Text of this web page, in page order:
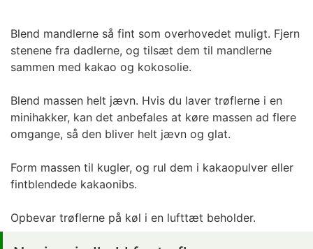
Blend mandlerne så fint som overhovedet muligt. Fjern
stenene fra dadlerne, og tilsæt dem til mandlerne
sammen med kakao og kokosolie.
Blend massen helt jævn. Hvis du laver trøflerne i en
minihakker, kan det anbefales at køre massen ad flere
omgange, så den bliver helt jævn og glat.
Form massen til kugler, og rul dem i kakaopulver eller
fintblendede kakaonibs.
Opbevar trøflerne på køl i en lufttæt beholder.